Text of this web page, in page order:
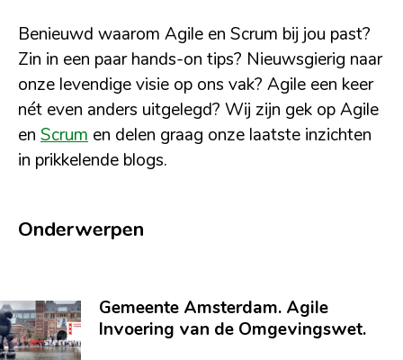
Benieuwd waarom Agile en Scrum bij jou past?
Zin in een paar hands-on tips? Nieuwsgierig naar
onze levendige visie op ons vak? Agile een keer
nét even anders uitgelegd? Wij zijn gek op Agile
en Scrum en delen graag onze laatste inzichten
in prikkelende blogs.
Onderwerpen
Gemeente Amsterdam. Agile
Invoering van de Omgevingswet.